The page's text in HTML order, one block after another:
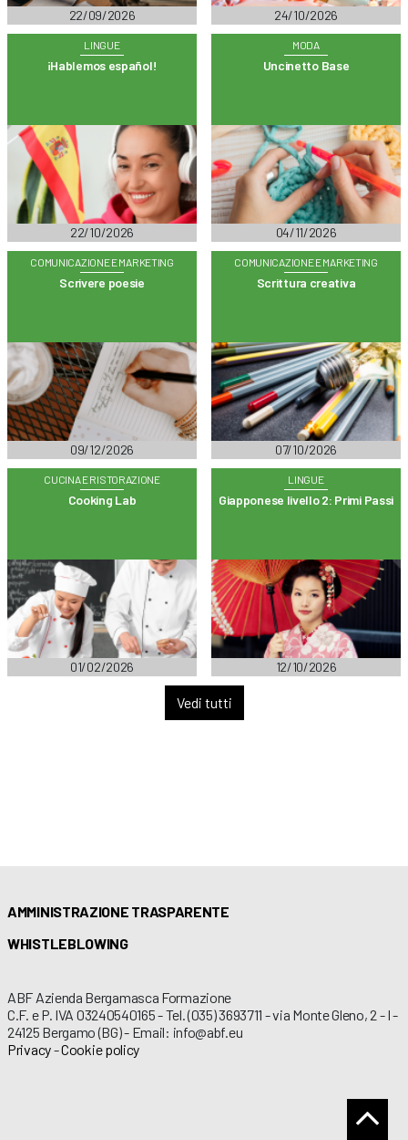
22/09/2026 24/10/2026
LINGUE
¡Hablemos español!
22/10/2026
MODA
Uncinetto Base
04/11/2026
COMUNICAZIONE E MARKETING
Scrivere poesie
09/12/2026
COMUNICAZIONE E MARKETING
Scrittura creativa
07/10/2026
CUCINA E RISTORAZIONE
Cooking Lab
01/02/2026
LINGUE
Giapponese livello 2: Primi Passi
12/10/2026
Vedi tutti
AMMINISTRAZIONE TRASPARENTE
WHISTLEBLOWING
ABF Azienda Bergamasca Formazione
C.F. e P. IVA 03240540165 - Tel. (035) 3693711 - via Monte Gleno, 2 - I -
24125 Bergamo (BG) - Email: info@abf.eu
Privacy-Cookie policy